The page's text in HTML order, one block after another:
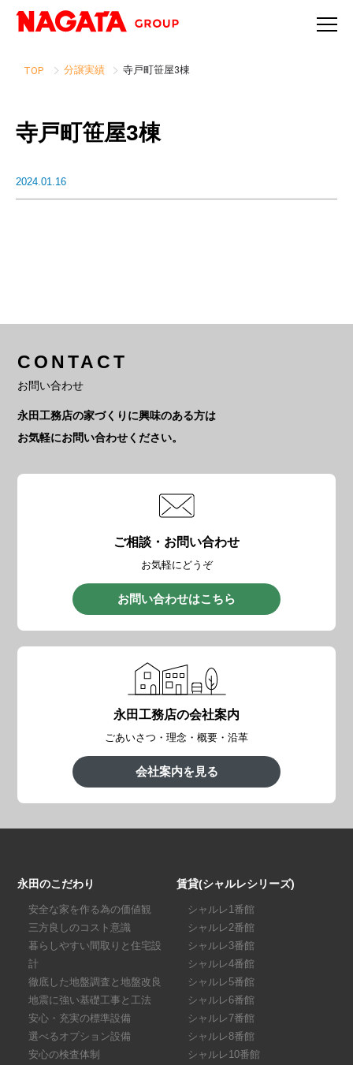
TOP 分譲実績 寺戸町笹屋3棟
寺戸町笹屋3棟
2024.01.16
CONTACT
お問い合わせ
永田工務店の家づくりに興味のある方は
お気軽にお問い合わせください。
ご相談・お問い合わせ
お気軽にどうぞ
お問い合わせはこちら
永田工務店の会社案内
ごあいさつ・理念・概要・沿革
会社案内を見る
永田のこだわり
安全な家を作る為の価値観
三方良しのコスト意識
暮らしやすい間取りと住宅設
計
徹底した地盤調査と地盤改良
地震に強い基礎工事と工法
安心・充実の標準設備
選べるオプション設備
安心の検査体制
賃貸(シャルレシリーズ)
シャルレ1番館
シャルレ2番館
シャルレ3番館
シャルレ4番館
シャルレ5番館
シャルレ6番館
シャルレ7番館
シャルレ8番館
シャルレ10番館